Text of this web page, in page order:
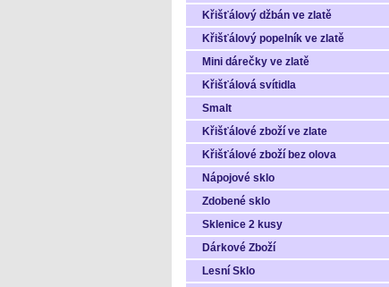
Křišťálový džbán ve zlatě
Křišťálový popelník ve zlatě
Mini dárečky ve zlatě
Křišťálová svítidla
Smalt
Křišťálové zboží ve zlate
Křišťálové zboží bez olova
Nápojové sklo
Zdobené sklo
Sklenice 2 kusy
Dárkové Zboží
Lesní Sklo